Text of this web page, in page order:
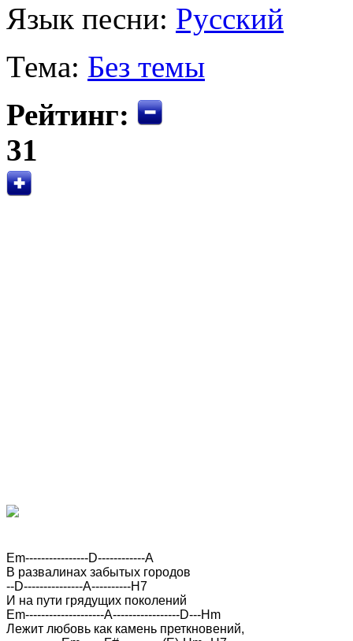
Язык песни: Русский
Тема: Без темы
Рейтинг:
31
Em----------------D------------A
В развалинах забытых городов
--D---------------A----------H7
И на пути грядущих поколений
Em--------------------A-----------------D---Hm
Лежит любовь как камень преткновений,